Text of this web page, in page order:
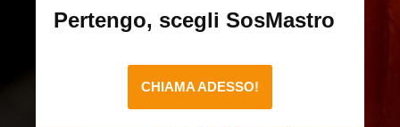
Pertengo, scegli SosMastro
CHIAMA ADESSO!